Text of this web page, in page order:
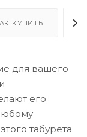
КУПИТЬ
для вашего
его
табурета